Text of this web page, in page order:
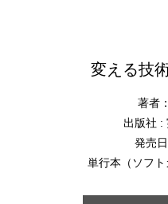
変える技
著者
出版社 :
発売
単行本（ソフ